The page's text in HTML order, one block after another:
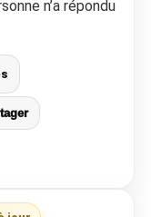
n’a répondu